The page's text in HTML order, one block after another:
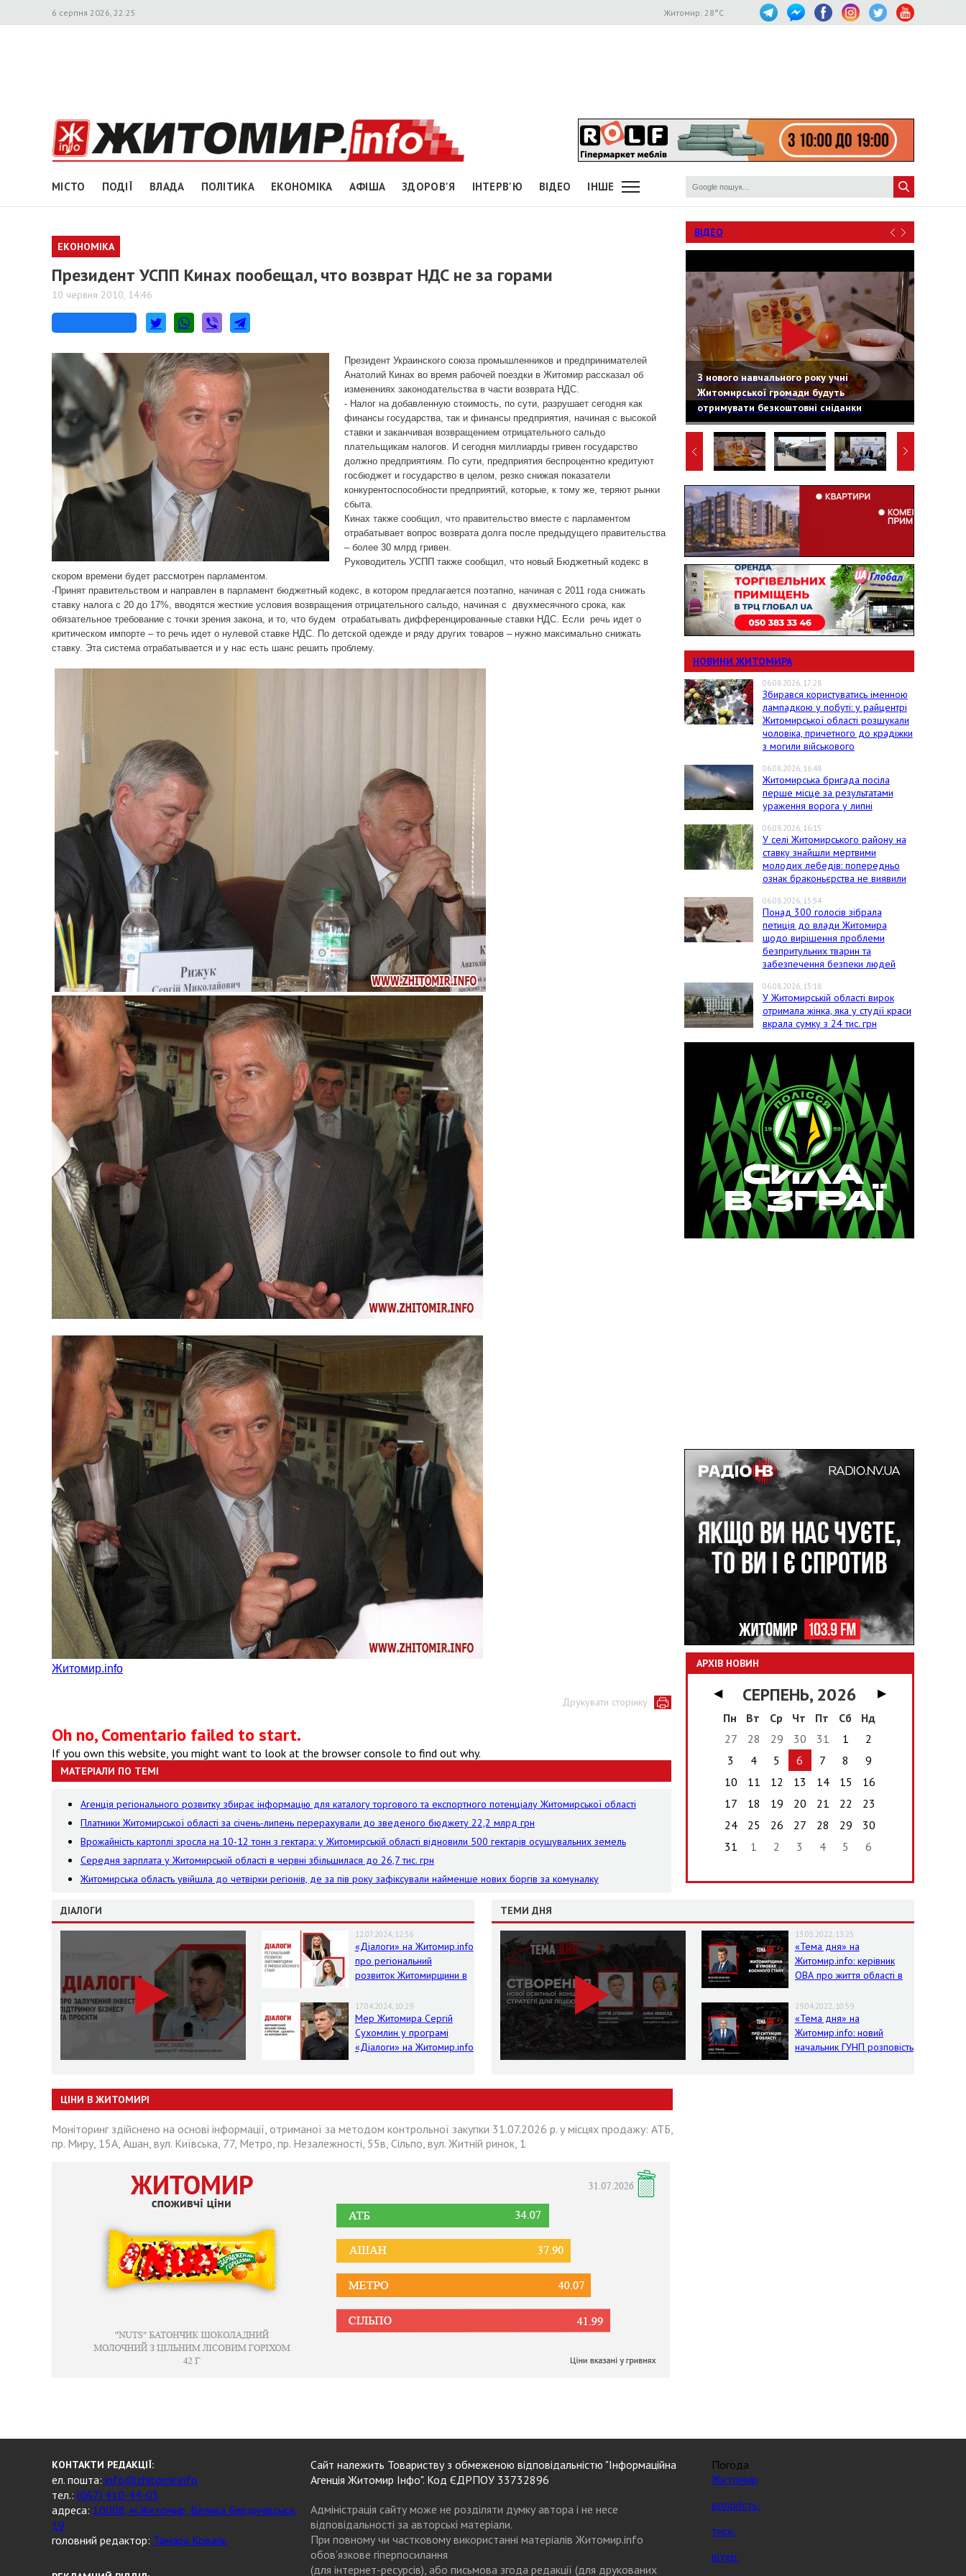
6 серпня 2026, 22:25 Житомир: 28°C
МІСТО ПОДІЇ ВЛАДА ПОЛІТИКА ЕКОНОМІКА АФІША ЗДОРОВ'Я ІНТЕРВ'Ю ВІДЕО ІНШЕ
ЕКОНОМІКА
Президент УСПП Кинах пообещал, что возврат НДС не за горами
10 червня 2010, 14:46
Президент Украинского союза промышленников и предпринимателей
Анатолий Кинах во время рабочей поездки в Житомир рассказал об
изменениях законодательства в части возврата НДС.
- Налог на добавленную стоимость, по сути, разрушает сегодня как
финансы государства, так и финансы предприятия, начиная с высокой
ставки и заканчивая возвращением отрицательного сальдо
плательщикам налогов. И сегодня миллиарды гривен государство
должно предприятиям. По сути, предприятия беспроцентно кредитуют
госбюджет и государство в целом, резко снижая показатели
конкурентоспособности предприятий, которые, к тому же, теряют рынки
сбыта.
Кинах также сообщил, что правительство вместе с парламентом
отрабатывает вопрос возврата долга после предыдущего правительства
– более 30 млрд гривен.
Руководитель УСПП также сообщил, что новый Бюджетный кодекс в
скором времени будет рассмотрен парламентом.
-Принят правительством и направлен в парламент бюджетный кодекс, в котором предлагается поэтапно, начиная с 2011 года снижать
ставку налога с 20 до 17%, вводятся жесткие условия возвращения отрицательного сальдо, начиная с двухмесячного срока, как
обязательное требование с точки зрения закона, и то, что будем отрабатывать дифференцированные ставки НДС. Если речь идет о
критическом импорте – то речь идет о нулевой ставке НДС. По детской одежде и ряду других товаров – нужно максимально снижать
ставку. Эта система отрабатывается и у нас есть шанс решить проблему.
Житомир.info
Друкувати сторінку
Oh no, Comentario failed to start.
If you own this website, you might want to look at the browser console to find out why.
МАТЕРІАЛИ ПО ТЕМІ
Агенція регіонального розвитку збирає інформацію для каталогу торгового та експортного потенціалу Житомирської області
Платники Житомирської області за січень-липень перерахували до зведеного бюджету 22,2 млрд грн
Врожайність картоплі зросла на 10-12 тонн з гектара: у Житомирській області відновили 500 гектарів осушувальних земель
Середня зарплата у Житомирській області в червні збільшилася до 26,7 тис. грн
Житомирська область увійшла до четвірки регіонів, де за пів року зафіксували найменше нових боргів за комуналку
ВІДЕО
З нового навчального року учні
Житомирської громади будуть
отримувати безкоштовні сніданки
НОВИНИ ЖИТОМИРА
06.08.2026, 17:28
Збирався користуватись іменною
лампадкою у побуті: у райцентрі
Житомирської області розшукали
чоловіка, причетного до крадіжки
з могили військового
06.08.2026, 16:48
Житомирська бригада посіла
перше місце за результатами
ураження ворога у липні
06.08.2026, 16:15
У селі Житомирського району на
ставку знайшли мертвими
молодих лебедів: попередньо
ознак браконьєрства не виявили
06.08.2026, 15:54
Понад 300 голосів зібрала
петиція до влади Житомира
щодо вирішення проблеми
безпритульних тварин та
забезпечення безпеки людей
06.08.2026, 15:18
У Житомирській області вирок
отримала жінка, яка у студії краси
вкрала сумку з 24 тис. грн
АРХІВ НОВИН
◀ СЕРПЕНЬ, 2026
▶
Пн
Вт Ср Чт Пт Сб
Нд
27
28 29 30 31 1
2
3
4 5 6 7 8
9
10
11 12 13 14 15
16
17
18 19 20 21 22
23
24
25 26 27 28 29
30
31
1 2 3 4 5 6
ДІАЛОГИ
12.07.2024, 12:36
«Діалоги» на Житомир.info
про регіональний
розвиток Житомирщини в
17.04.2024, 10:29
Мер Житомира Сергій
Сухомлин у програмі
«Діалоги» на Житомир.info
ТЕМИ ДНЯ
13.05.2022, 13:25
«Тема дня» на
Житомир.info: керівник
ОВА про життя області в
29.04.2022, 10:59
«Тема дня» на
Житомир.info: новий
начальник ГУНП розповість
ЦІНИ В ЖИТОМИРІ
Моніторинг здійснено на основі інформації, отриманої за методом контрольної закупки 31.07.2026 р. у місцях продажу: АТБ,
пр. Миру, 15А, Ашан, вул. Київська, 77, Метро, пр. Незалежності, 55в, Сільпо, вул. Житній ринок, 1
КОНТАКТИ РЕДАКЦІЇ:
ел. пошта: info@zhitomir.info
тел.: (067) 410-44-05
адреса: 10008, м.Житомир, Велика Бердичівська,
19
головний редактор: Тамара Коваль
Сайт належить Товариству з обмеженою відповідальністю "Інформаційна
Агенція Житомир Інфо". Код ЄДРПОУ 33732896
Адміністрація сайту може не розділяти думку автора і не несе
відповідальності за авторські матеріали.
При повному чи частковому використанні матеріалів Житомир.info
обов’язкове гіперпосилання
(для інтернет-ресурсів), або письмова згода редакції (для друкованих
Погода
Житомир
вологість:
тиск:
вітер: